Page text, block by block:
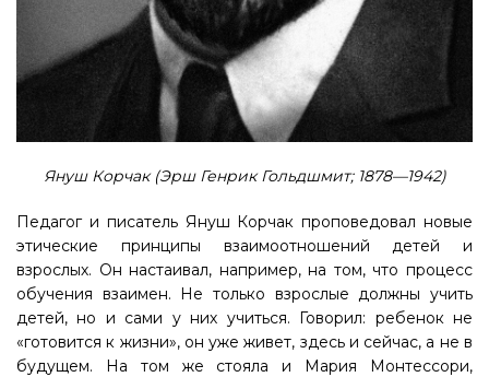
Януш Корчак (Эрш Генрик Гольдшмит; 1878—1942)
Педагог и писатель Януш Корчак проповедовал новые
этические принципы взаимоотношений детей и
взрослых. Он настаивал, например, на том, что процесс
обучения взаимен. Не только взрослые должны учить
детей, но и сами у них учиться. Говорил: ребенок не
«готовится к жизни», он уже живет, здесь и сейчас, а не в
будущем. На том же стояла и Мария Монтессори,